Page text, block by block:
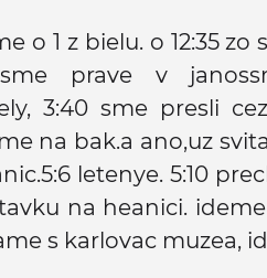
o 1 z bielu. o 12:35 zo
prave v
3:40 sme presli
na bak.a ano,uz
letenye. 5:10
na heanici.
s karlovac muzea,